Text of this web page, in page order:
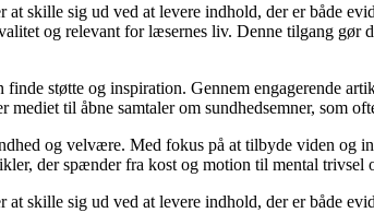
sig ud ved at levere indhold, der er både
og relevant for læsernes liv. Denne tilgang
støtte og inspiration. Gennem engagerende
til åbne samtaler om sundhedsemner, som
og velvære. Med fokus på at tilbyde viden
der spænder fra kost og motion til mental trivsel
sig ud ved at levere indhold, der er både